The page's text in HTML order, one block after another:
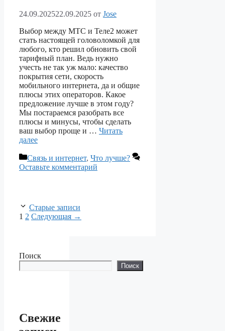
24.09.202522.09.2025 от Jose
Выбор между МТС и Теле2 может
стать настоящей головоломкой для
любого, кто решил обновить свой
тарифный план. Ведь нужно
учесть не так уж мало: качество
покрытия сети, скорость
мобильного интернета, да и общие
плюсы этих операторов. Какое
предложение лучше в этом году?
Мы постараемся разобрать все
плюсы и минусы, чтобы сделать
ваш выбор проще и … Читать
далее
Рубрики
Связь и интернет, Что лучше?
Оставьте комментарий
Старые записи
Страница
1 Страница
2 Следующая →
Поиск
Поиск
Свежие